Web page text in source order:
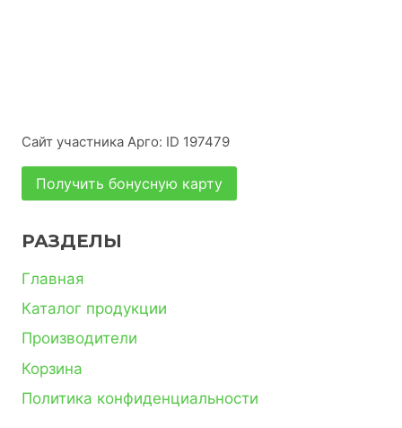
Сайт участника Арго: ID 197479
Получить бонусную карту
РАЗДЕЛЫ
Главная
Каталог продукции
Производители
Корзина
Политика конфиденциальности